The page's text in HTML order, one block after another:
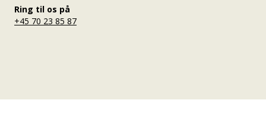
Ring til os på
+45 70 23 85 87